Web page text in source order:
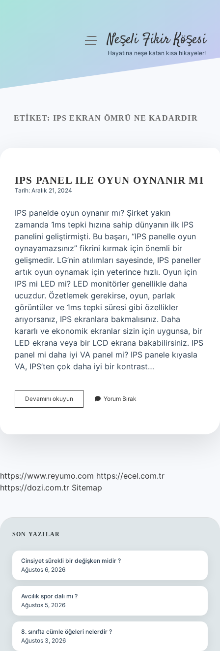
Yasal Uyarı
menüyüNeşeli Fikir Köşesi
Hayatına neşe katan kısa hikayeler!
ETIKET: IPS EKRAN ÖMRÜ NE KADARDIR
IPS PANEL ILE OYUN OYNANIR MI
Tarih: Aralık 21, 2024
IPS panelde oyun oynanır mı? Şirket yakın
zamanda 1ms tepki hızına sahip dünyanın ilk IPS
panelini geliştirmişti. Bu başarı, “IPS panelle oyun
oynayamazsınız” fikrini kırmak için önemli bir
gelişmedir. LG’nin atılımları sayesinde, IPS paneller
artık oyun oynamak için yeterince hızlı. Oyun için
IPS mi LED mi? LED monitörler genellikle daha
ucuzdur. Özetlemek gerekirse, oyun, parlak
görüntüler ve 1ms tepki süresi gibi özellikler
arıyorsanız, IPS ekranlara bakmalısınız. Daha
kararlı ve ekonomik ekranlar sizin için uygunsa, bir
LED ekrana veya bir LCD ekrana bakabilirsiniz. IPS
panel mi daha iyi VA panel mi? IPS panele kıyasla
VA, IPS’ten çok daha iyi bir kontrast…
Devamını okuyun
Panel
Oynanır
Yorum Bırak
https://www.reyumo.com https://ecel.com.tr
https://dozi.com.tr Sitemap
SIDEBAR
SON YAZILAR
Cinsiyet sürekli bir değişken midir ?
Ağustos 6, 2026
Avcılık spor dalı mı ?
Ağustos 5, 2026
8. sınıfta cümle öğeleri nelerdir ?
Ağustos 3, 2026